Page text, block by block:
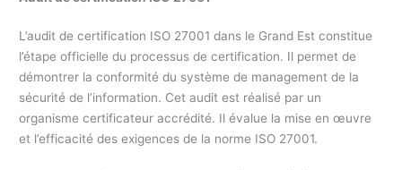
L’audit de certification ISO 27001 dans le Grand Est constitue
l’étape officielle du processus de certification. Il permet de
démontrer la conformité du système de management de la
sécurité de l’information. Cet audit est réalisé par un
organisme certificateur accrédité. Il évalue la mise en œuvre
et l’efficacité des exigences de la norme ISO 27001.